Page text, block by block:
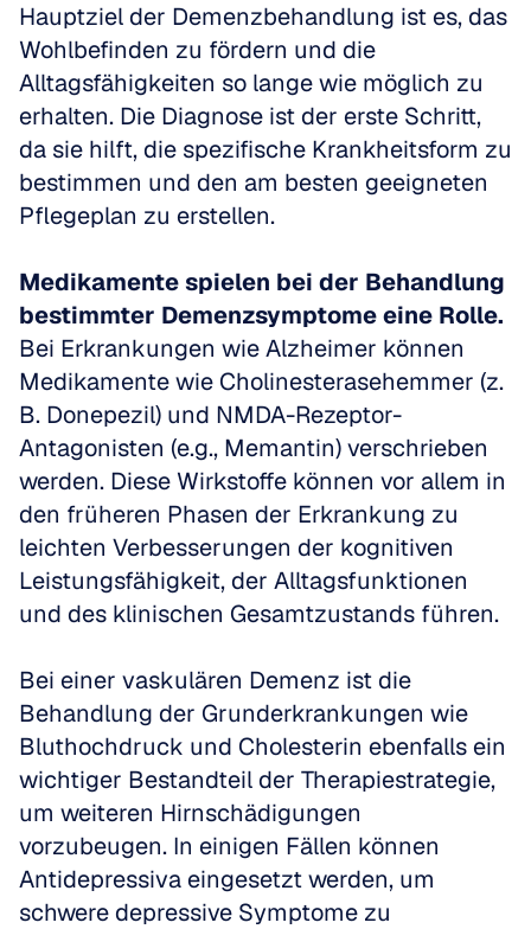
Hauptziel der Demenzbehandlung ist es, das
Wohlbefinden zu fördern und die
Alltagsfähigkeiten so lange wie möglich zu
erhalten. Die Diagnose ist der erste Schritt,
da sie hilft, die spezifische Krankheitsform zu
bestimmen und den am besten geeigneten
Pflegeplan zu erstellen.
Medikamente spielen bei der Behandlung
bestimmter Demenzsymptome eine Rolle.
Bei Erkrankungen wie Alzheimer können
Medikamente wie Cholinesterasehemmer (z.
B. Donepezil) und NMDA-Rezeptor-
Antagonisten (e.g., Memantin) verschrieben
werden. Diese Wirkstoffe können vor allem in
den früheren Phasen der Erkrankung zu
leichten Verbesserungen der kognitiven
Leistungsfähigkeit, der Alltagsfunktionen
und des klinischen Gesamtzustands führen.
Bei einer vaskulären Demenz ist die
Behandlung der Grunderkrankungen wie
Bluthochdruck und Cholesterin ebenfalls ein
wichtiger Bestandteil der Therapiestrategie,
um weiteren Hirnschädigungen
vorzubeugen. In einigen Fällen können
Antidepressiva eingesetzt werden, um
schwere depressive Symptome zu